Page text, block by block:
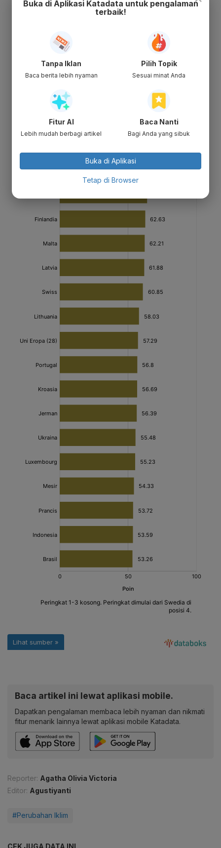
Baca artikel ini lewat aplikasi mobile.
Dapatkan pengalaman membaca lebih nyaman dan nikmati
fitur menarik lainnya lewat aplikasi mobile Katadata.
Reporter: Agatha Olivia Victoria
Editor: Agustiyanti
#Perubahan Iklim
Buka di Aplikasi Katadata untuk pengalaman
terbaik!
Tanpa Iklan
Baca berita lebih nyaman
Pilih Topik
Sesuai minat Anda
Fitur AI
Lebih mudah berbagi artikel
Baca Nanti
Bagi Anda yang sibuk
Buka di Aplikasi
Tetap di Browser